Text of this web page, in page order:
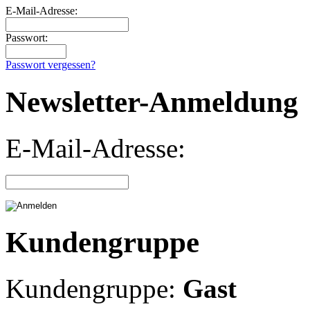
E-Mail-Adresse:
Passwort:
Passwort vergessen?
Newsletter-Anmeldung
E-Mail-Adresse:
Kundengruppe
Kundengruppe: Gast